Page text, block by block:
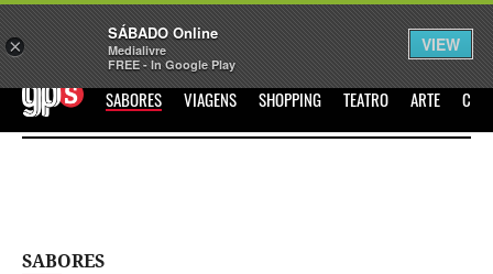
Sábado Assine Iniciar Sessão
GPS SABORES VIAGENS SHOPPING TEATRO ARTE
SABORES
×
SÁBADO Online
Medialivre
FREE - In Google Play
VIEW